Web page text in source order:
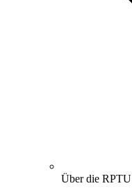
Über die RPTU